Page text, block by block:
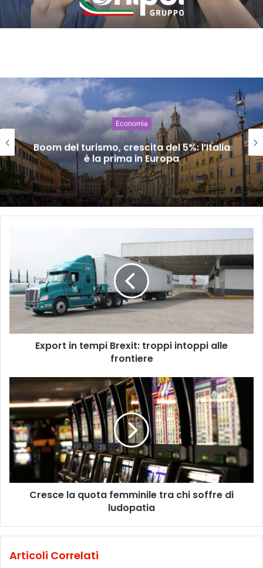
Economia
Boom del turismo, crescita del 5%: l’Italia
è la prima in Europa
Export in tempi Brexit: troppi intoppi alle
frontiere
Cresce la quota femminile tra chi soffre di
ludopatia
Articoli Correlati